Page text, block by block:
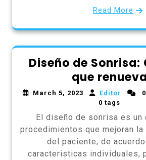
Read More
Diseño de Sonrisa:
que
March 5, 2023 Editor
0 tags
El diseño de sonrisa es un
procedimientos que mejoran
del paciente, de
caracteristicas individuales,